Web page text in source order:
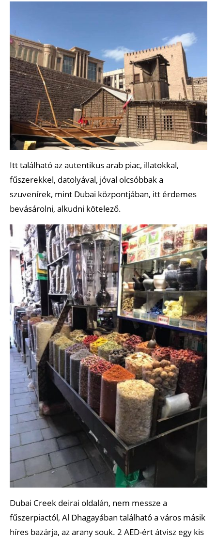
Itt található az autentikus arab piac, illatokkal,
fűszerekkel, datolyával, jóval olcsóbbak a
szuvenírek, mint Dubai központjában, itt érdemes
bevásárolni, alkudni kötelező.
Dubai Creek deirai oldalán, nem messze a
fűszerpiactól, Al Dhagayában található a város másik
híres bazárja, az arany souk. 2 AED-ért átvisz egy kis